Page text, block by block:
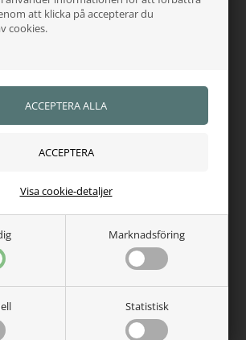
att klicka på accepterar du
cookies.
Marknadsföring
Statistisk
Visa cookie-detaljer
Trust Inno Sense
3.536,00
Finns i lager